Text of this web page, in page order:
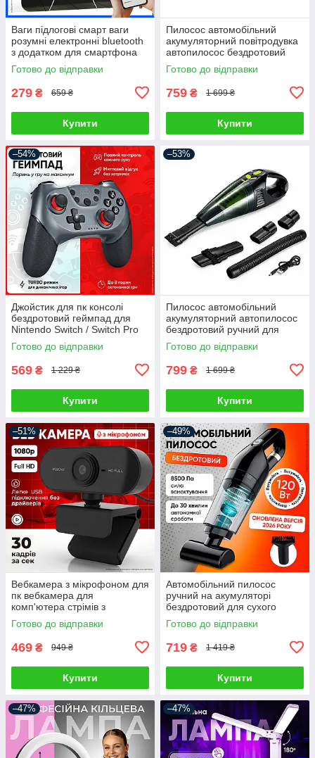
Ваги підлогові смарт ваги
розумні електронні bluetooth
з додатком для смартфона
для дому
Готово до відправки
279 ₴ 659 ₴
Купити
Пилосос автомобільний
акумуляторний повітродувка
автопилосос бездротовий
портативний ручний для
сухого прибирання міні
Готово до відправки
759 ₴ 1 699 ₴
Купити
–54%
Джойстик для пк консолі
бездротовий геймпад для
Nintendo Switch / Switch Pro
Android Windows PC
контролер ігровий джойстік
Готово до відправки
569 ₴ 1 229 ₴
Купити
–53%
Пилосос автомобільний
акумуляторний автопилосос
бездротовий ручний для
сухого та вологого
прибирання міні
Готово до відправки
799 ₴ 1 699 ₴
Купити
–51%
Вебкамера з мікрофоном для
пк вебкамера для
комп'ютера стрімів з
автофокусом вебка full hd
1920 x 1080
Готово до відправки
469 ₴ 949 ₴
Купити
–49%
Автомобільний пилосос
ручний на акумуляторі
бездротовий для сухого
прибирання автопилосос для
салону автомобіля з
Готово до відправки
719 ₴ 1 419 ₴
Купити
–47% –47%